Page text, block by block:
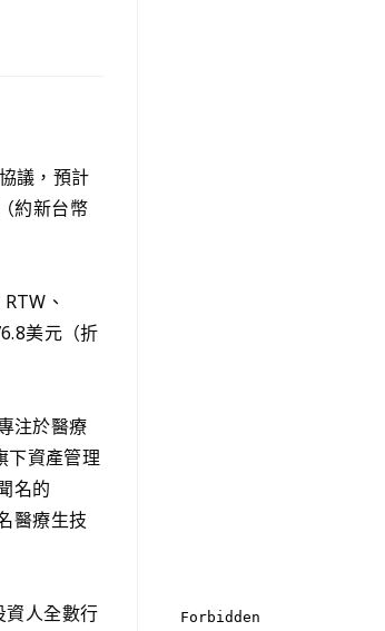
議，預計
約新台幣
、
美元（折
注於醫療
下資產管理
名的
醫療生技
資人全數行